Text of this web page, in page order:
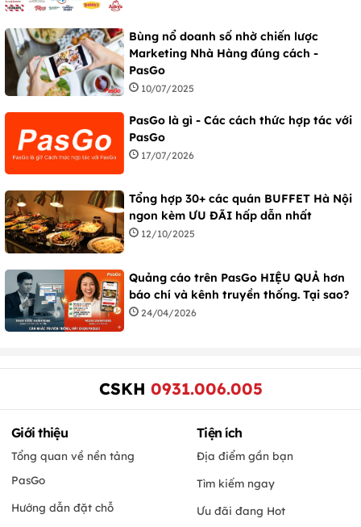
Bùng nổ doanh số nhờ chiến lược
Marketing Nhà Hàng đúng cách -
PasGo
10/07/2025
PasGo là gì - Các cách thức hợp tác với
PasGo
17/07/2026
Tổng hợp 30+ các quán BUFFET Hà Nội
ngon kèm ƯU ĐÃI hấp dẫn nhất
12/10/2025
Quảng cáo trên PasGo HIỆU QUẢ hơn
báo chí và kênh truyền thống. Tại sao?
24/04/2026
CSKH 0931.006.005
Giới thiệu
Tổng quan về nền tảng
PasGo
Hướng dẫn đặt chỗ
Tiện ích
Địa điểm gần bạn
Tìm kiếm ngay
Ưu đãi đang Hot